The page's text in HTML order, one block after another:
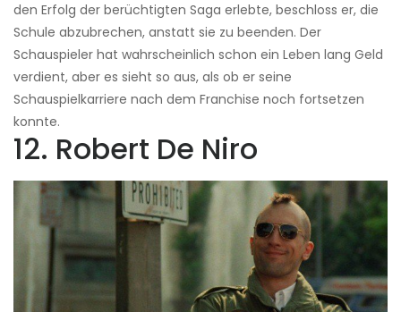
den Erfolg der berüchtigten Saga erlebte, beschloss er, die
Schule abzubrechen, anstatt sie zu beenden. Der
Schauspieler hat wahrscheinlich schon ein Leben lang Geld
verdient, aber es sieht so aus, als ob er seine
Schauspielkarriere nach dem Franchise noch fortsetzen
konnte.
12. Robert De Niro